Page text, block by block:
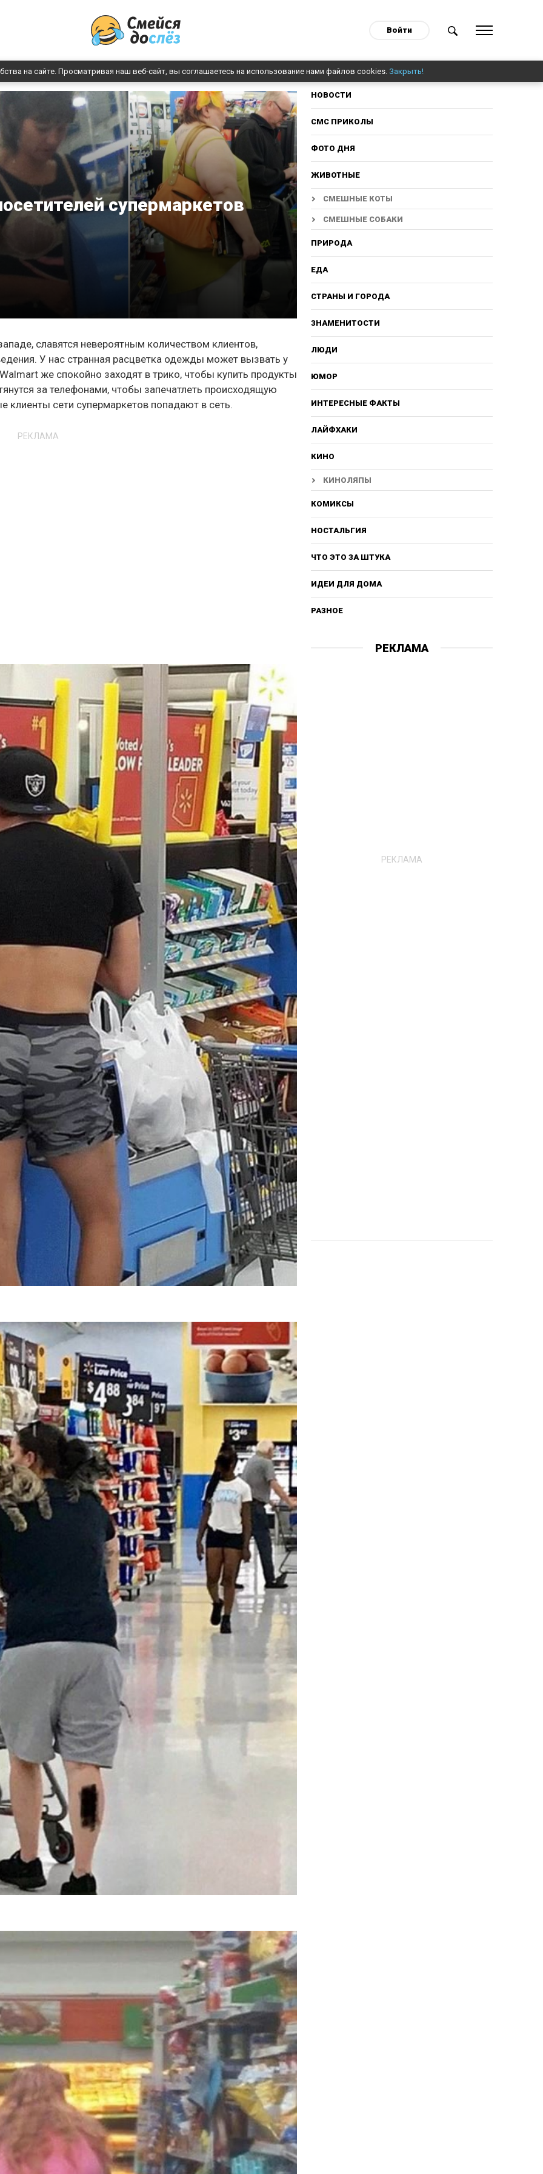
Войти
на сайте. Просматривая наш веб-сайт, вы соглашаетесь на использование нами файлов cookies. Закрыть!
супермаркетов
славятся невероятным количеством клиентов,
У нас странная расцветка одежды может вызвать у
же спокойно заходят в трико, чтобы купить продукты
за телефонами, чтобы запечатлеть происходящую
клиенты сети супермаркетов попадают в сеть.
РЕКЛАМА
НОВОСТИ
СМС ПРИКОЛЫ
ФОТО ДНЯ
ЖИВОТНЫЕ
СМЕШНЫЕ КОТЫ
СМЕШНЫЕ СОБАКИ
ПРИРОДА
ЕДА
СТРАНЫ И ГОРОДА
ЗНАМЕНИТОСТИ
ЛЮДИ
ЮМОР
ИНТЕРЕСНЫЕ ФАКТЫ
ЛАЙФХАКИ
КИНО
КИНОЛЯПЫ
КОМИКСЫ
НОСТАЛЬГИЯ
ЧТО ЭТО ЗА ШТУКА
ИДЕИ ДЛЯ ДОМА
РАЗНОЕ
РЕКЛАМА
РЕКЛАМА